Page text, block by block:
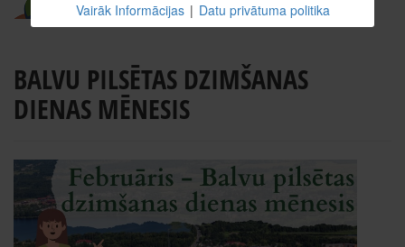
BALVU PILSĒTAS DZIMŠANAS
DIENAS MĒNESIS
Vairāk Informācijas | Datu privātuma politika